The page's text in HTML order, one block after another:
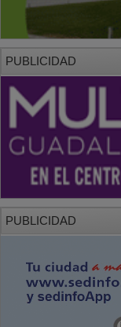
PUBLICIDAD
PUBLICIDAD